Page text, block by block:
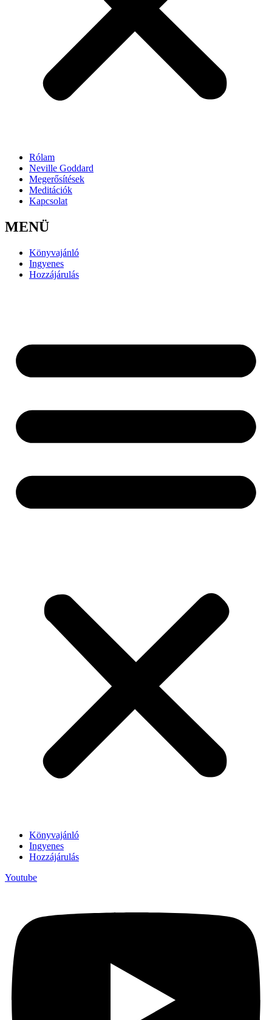
Rólam
Neville Goddard
Megerősítések
Meditációk
Kapcsolat
MENÜ
Könyvajánló
Ingyenes
Hozzájárulás
Könyvajánló
Ingyenes
Hozzájárulás
Youtube